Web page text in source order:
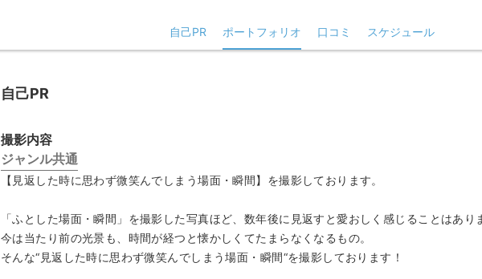
自己PR ポートフォリオ 口コミ スケジュール
自己PR
撮影内容
ジャンル共通
【見返した時に思わず微笑んでしまう場面・瞬間】を撮影しております。
「ふとした場面・瞬間」を撮影した写真ほど、数年後に見返すと愛おしく感じることはあり
今は当たり前の光景も、時間が経つと懐かしくてたまらなくなるもの。
そんな“見返した時に思わず微笑んでしまう場面・瞬間“を撮影しております！